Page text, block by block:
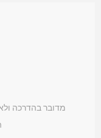
מדובר בהדרכה